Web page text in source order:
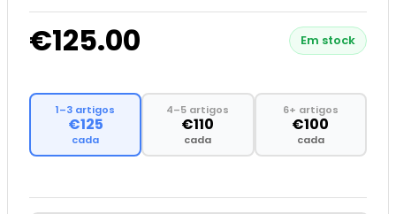
€125.00 Em stock
1–3 artigos
€125
cada
4–5 artigos
€110
cada
6+ artigos
€100
cada